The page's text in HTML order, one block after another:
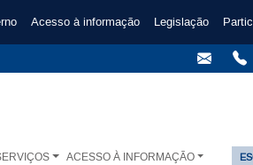
Acesso à informação Legislação
ACESSO À INFORMAÇÃO